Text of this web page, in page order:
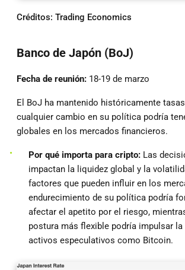
Créditos: Trading Economics
Banco de Japón (BoJ)
Fecha de reunión: 18-19 de marzo
El BoJ ha mantenido históricamente
cualquier cambio en su política podría
globales en los mercados financieros.
Por qué importa para cripto: Las
impactan la liquidez global y la
factores que pueden influir en los
endurecimiento de su política podría
afectar el apetito por el riesgo,
postura más flexible podría impulsar la
activos especulativos como Bitcoin.